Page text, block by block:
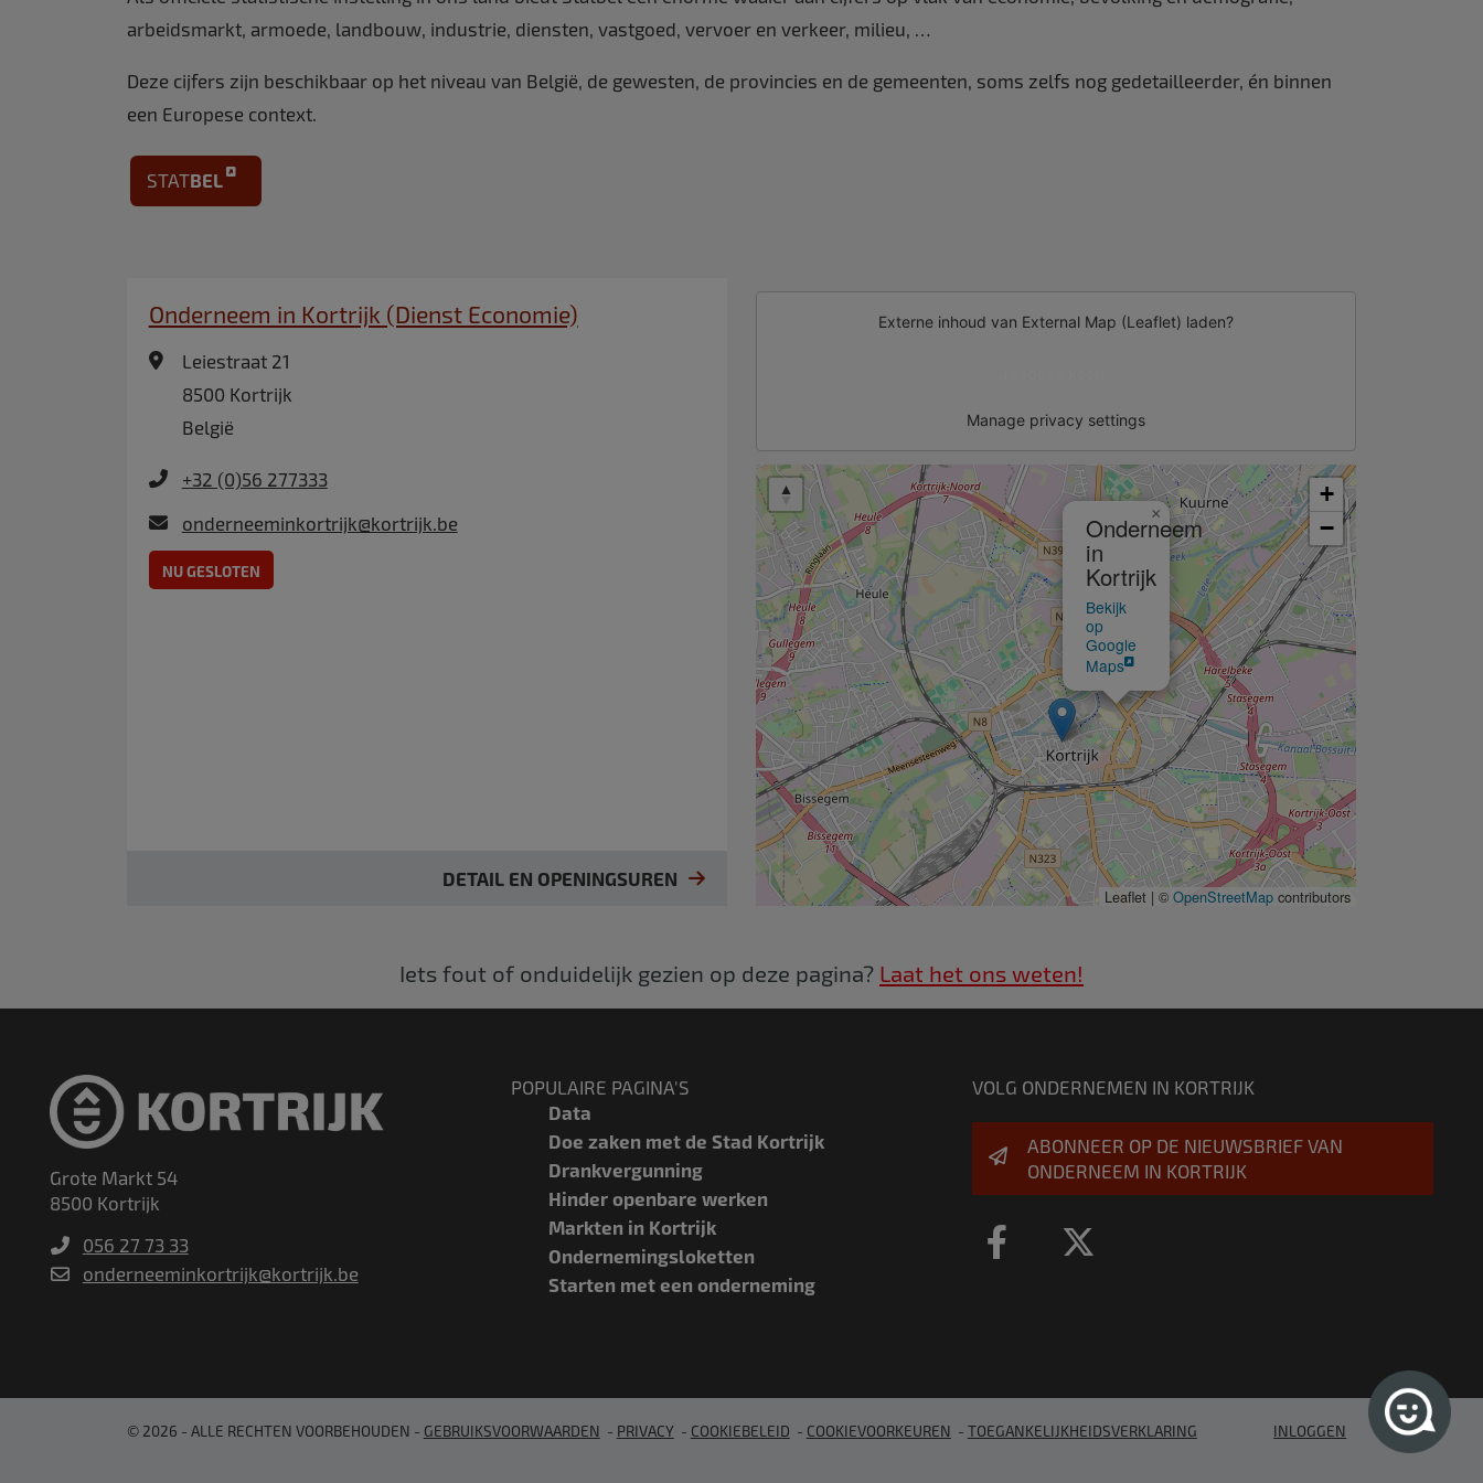
arbeidsmarkt, armoede, landbouw, industrie, diensten, vastgoed, vervoer en verkeer, milieu, …
Deze cijfers zijn beschikbaar op het niveau van België, de gewesten, de provincies en de gemeenten, soms zelfs nog gedetailleerder, én binnen
een Europese context.
STATBEL
Onderneem in Kortrijk (Dienst Economie)
Leiestraat 21
8500 Kortrijk
België
+32 (0)56 277333
onderneeminkortrijk@kortrijk.be
NU GESLOTEN
DETAIL EN OPENINGSUREN
Externe inhoud van External Map (Leaflet) laden?
Manage privacy settings
Onderneem
in
Kortrijk
Bekijk
op
Google
Maps
×
+
−
Leaflet | ©OpenStreetMap contributors
Iets fout of onduidelijk gezien op deze pagina? Laat het ons weten!
Grote Markt 54
8500 Kortrijk
056 27 73 33
onderneeminkortrijk@kortrijk.be
POPULAIRE PAGINA'S
Data
Doe zaken met de Stad Kortrijk
Drankvergunning
Hinder openbare werken
Markten in Kortrijk
Ondernemingsloketten
Starten met een onderneming
VOLG ONDERNEMEN IN KORTRIJK
ABONNEER OP DE NIEUWSBRIEF VAN
ONDERNEEM IN KORTRIJK
© 2026 - ALLE RECHTEN VOORBEHOUDEN GEBRUIKSVOORWAARDEN PRIVACY COOKIEBELEID COOKIEVOORKEUREN TOEGANKELIJKHEIDSVERKLARING INLOGGEN